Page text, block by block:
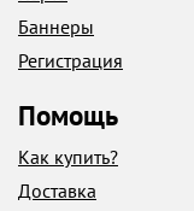
Баннеры
Регистрация
Помощь
Как купить?
Доставка